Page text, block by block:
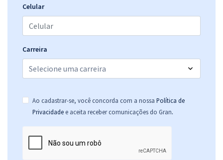
Celular
Carreira
Ao cadastrar-se, você concorda com a nossa Política de
Privacidade e aceita receber comunicações do Gran.